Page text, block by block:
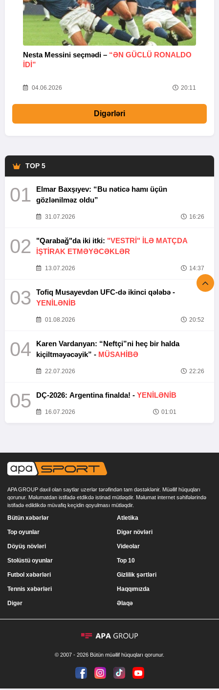
Nesta Messini seçmədi – “ƏN GÜCLÜ RONALDO
IDI”
04.06.2026 20:11
Digərləri
TOP 5
01
Elmar Baxşıyev: “Bu nəticə hamı üçün
gözlənilməz oldu”
31.07.2026 16:26
02 "Qarabağ"da iki itki: "VESTRİ" İLƏ MATÇDA
İŞTİRAK ETMƏYƏCƏKLƏR
13.07.2026 14:37
03
Tofiq Musayevdən UFC-də ikinci qələbə -
YENİLƏNİB
01.08.2026 20:52
04
Karen Vardanyan: “Neftçi”ni heç bir halda
kiçiltməyəcəyik” - MÜSAHİBƏ
22.07.2026 22:26
05 DÇ-2026: Argentina finalda! - YENİLƏNİB
16.07.2026 01:01
APA GROUP daxil olan saytlar uzerlər tərəfindən tam dəstəklənir. Müəllif hüquqları
qorunur. Məlumatdan istifadə etdikdə istinad mütləqdir. Məlumat internet səhifələrində
istifadə edildikdə müvafiq keçidin qoyulması mütləqdir.
Bütün xəbərlər
Top oyunlar
Döyüş növləri
Stolüstü oyunlar
Atletika
Digər növləri
Videolar
Top 10
Futbol xəbərləri
Tennis xəbərləri
Digər
Gizlilik şərtləri
Haqqımızda
Əlaqə
© 2007 - 2026 Bütün müəllif hüquqları qorunur.